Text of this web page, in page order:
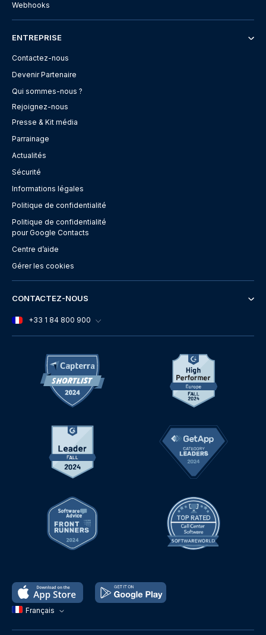
Français
Webhooks
ENTREPRISE
Contactez-nous
Devenir Partenaire
Qui sommes-nous ?
Rejoignez-nous
Presse & Kit média
Parrainage
Actualités
Sécurité
Informations légales
Politique de confidentialité
Politique de confidentialité
pour Google Contacts
Centre d’aide
Gérer les cookies
CONTACTEZ-NOUS
+33 1 84 800 900